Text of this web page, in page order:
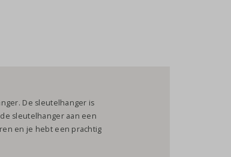
De sleutelhanger is
sleutelhanger aan een
en je hebt een prachtig